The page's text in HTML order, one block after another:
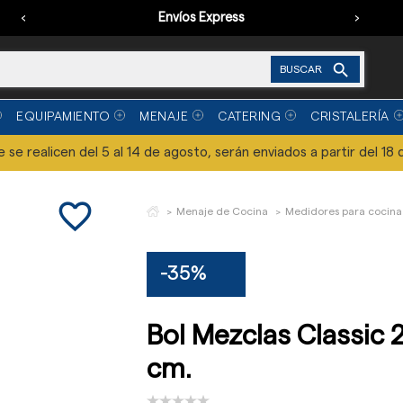
Envíos Express
‹ ›
BUSCAR 
EQUIPAMIENTO MENAJE CATERING CRISTALERÍA
se realicen del 5 al 14 de agosto, serán enviados a partir del
favorite_border Menaje de Cocina Medidores para cocina
-35%
Bol Mezclas Classic
cm.